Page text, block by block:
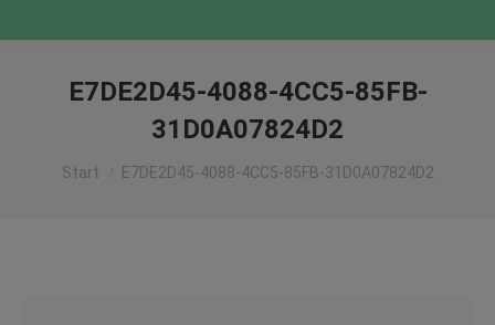
E7DE2D45-4088-4CC5-85FB-
31D0A07824D2
Sie befinden sich hier:
Start E7DE2D45-4088-4CC5-85FB-31D0A07824D2